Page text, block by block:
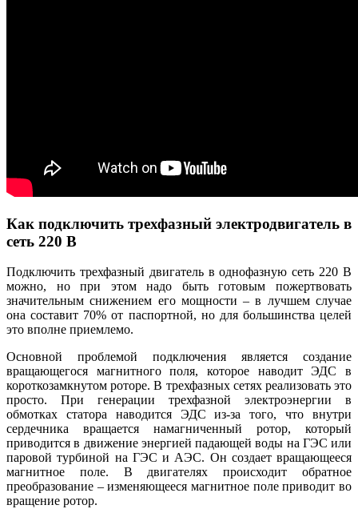
Как подключить трехфазный электродвигатель в
сеть 220 В
Подключить трехфазный двигатель в однофазную сеть 220 В
можно, но при этом надо быть готовым пожертвовать
значительным снижением его мощности – в лучшем случае
она составит 70% от паспортной, но для большинства целей
это вполне приемлемо.
Основной проблемой подключения является создание
вращающегося магнитного поля, которое наводит ЭДС в
короткозамкнутом роторе. В трехфазных сетях реализовать это
просто. При генерации трехфазной электроэнергии в
обмотках статора наводится ЭДС из-за того, что внутри
сердечника вращается намагниченный ротор, который
приводится в движение энергией падающей воды на ГЭС или
паровой турбиной на ГЭС и АЭС. Он создает вращающееся
магнитное поле. В двигателях происходит обратное
преобразование – изменяющееся магнитное поле приводит во
вращение ротор.